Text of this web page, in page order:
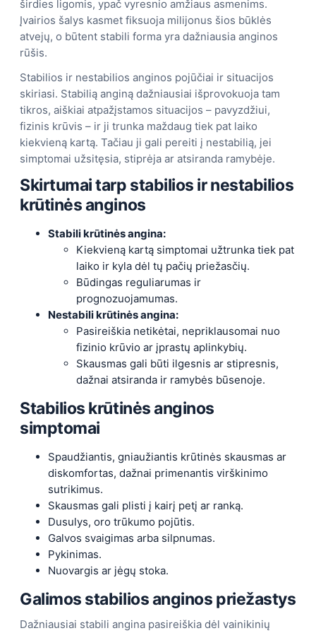
širdies ligomis, ypač vyresnio amžiaus asmenims.
Įvairios šalys kasmet fiksuoja milijonus šios būklės
atvejų, o būtent stabili forma yra dažniausia anginos
rūšis.
Stabilios ir nestabilios anginos pojūčiai ir situacijos
skiriasi. Stabilią anginą dažniausiai išprovokuoja tam
tikros, aiškiai atpažįstamos situacijos – pavyzdžiui,
fizinis krūvis – ir ji trunka maždaug tiek pat laiko
kiekvieną kartą. Tačiau ji gali pereiti į nestabilią, jei
simptomai užsitęsia, stiprėja ar atsiranda ramybėje.
Skirtumai tarp stabilios ir nestabilios
krūtinės anginos
Stabili krūtinės angina:
Kiekvieną kartą simptomai užtrunka tiek pat
laiko ir kyla dėl tų pačių priežasčių.
Būdingas reguliarumas ir
prognozuojamumas.
Nestabili krūtinės angina:
Pasireiškia netikėtai, nepriklausomai nuo
fizinio krūvio ar įprastų aplinkybių.
Skausmas gali būti ilgesnis ar stipresnis,
dažnai atsiranda ir ramybės būsenoje.
Stabilios krūtinės anginos
simptomai
Spaudžiantis, gniaužiantis krūtinės skausmas ar
diskomfortas, dažnai primenantis virškinimo
sutrikimus.
Skausmas gali plisti į kairį petį ar ranką.
Dusulys, oro trūkumo pojūtis.
Galvos svaigimas arba silpnumas.
Pykinimas.
Nuovargis ar jėgų stoka.
Galimos stabilios anginos priežastys
Dažniausiai stabili angina pasireiškia dėl vainikinių